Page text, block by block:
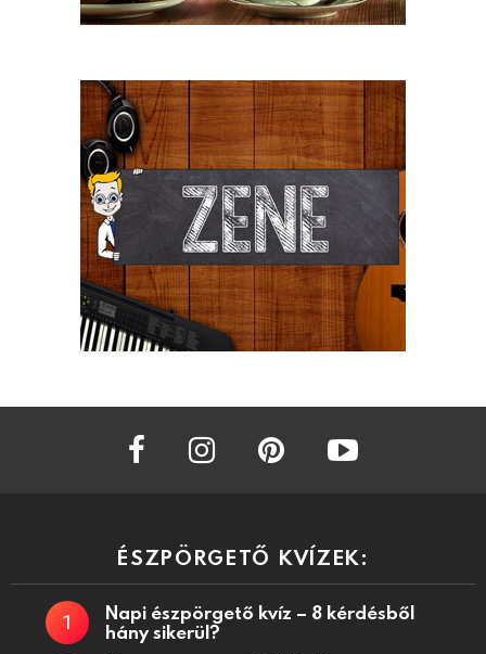
facebook instagram
ÉSZPÖRGETŐ KVÍZEK:
Napi észpörgető kvíz – 8 kérdésből
hány sikerül?